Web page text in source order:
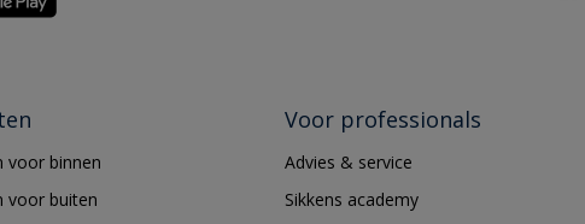
voor binnen
voor buiten
Voor professionals
Advies & service
Sikkens academy